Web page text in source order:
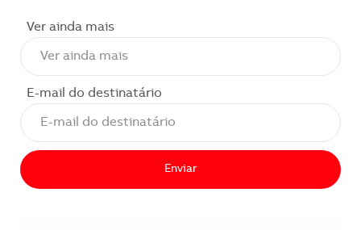
Ver ainda mais
E-mail do destinatário
Enviar